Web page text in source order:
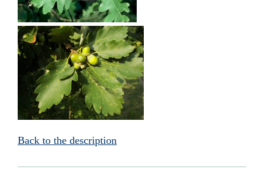
Back to the description